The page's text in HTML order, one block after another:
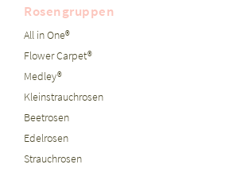
Rosengruppen
All in One®
Flower Carpet®
Medley®
Kleinstrauchrosen
Beetrosen
Edelrosen
Strauchrosen